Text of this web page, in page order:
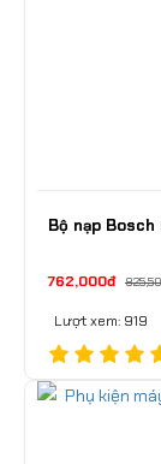
Bộ nạp Bosch
762,000đ
Lượt xem: 919